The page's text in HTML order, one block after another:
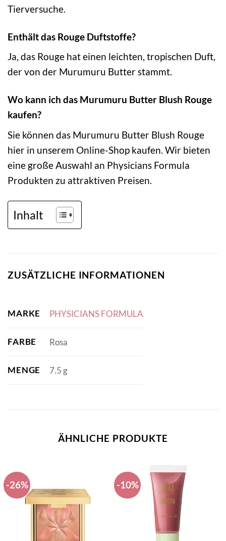
Tierversuche.
Enthält das Rouge Duftstoffe?
Ja, das Rouge hat einen leichten, tropischen Duft,
der von der Murumuru Butter stammt.
Wo kann ich das Murumuru Butter Blush Rouge
kaufen?
Sie können das Murumuru Butter Blush Rouge
hier in unserem Online-Shop kaufen. Wir bieten
eine große Auswahl an Physicians Formula
Produkten zu attraktiven Preisen.
Inhalt
ZUSÄTZLICHE INFORMATIONEN
MARKE PHYSICIANS FORMULA
FARBE Rosa
MENGE 7.5 g
ÄHNLICHE PRODUKTE
-26% -10%